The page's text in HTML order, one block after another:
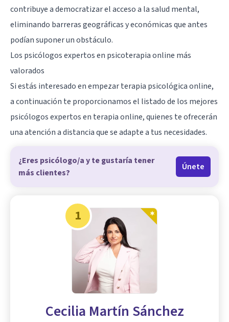
contribuye a democratizar el acceso a la salud mental,
eliminando barreras geográficas y económicas que antes
podían suponer un obstáculo.
Los psicólogos expertos en psicoterapia online más
valorados
Si estás interesado en empezar terapia psicológica online,
a continuación te proporcionamos el listado de los mejores
psicólogos expertos en terapia online, quienes te ofrecerán
una atención a distancia que se adapte a tus necesidades.
¿Eres psicólogo/a y te gustaría tener
más clientes?
Únete
1
Cecilia Martín Sánchez